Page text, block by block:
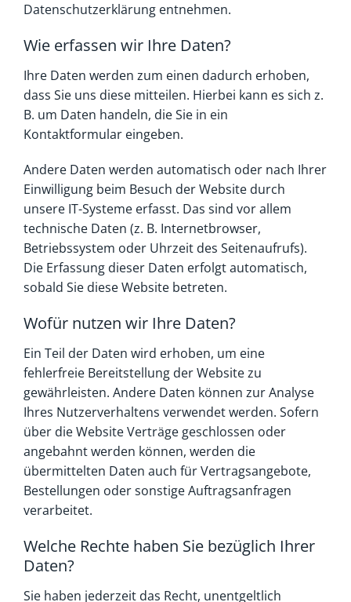
Datenschutzerklärung entnehmen.
Wie erfassen wir Ihre Daten?
Ihre Daten werden zum einen dadurch erhoben,
dass Sie uns diese mitteilen. Hierbei kann es sich z.
B. um Daten handeln, die Sie in ein
Kontaktformular eingeben.
Andere Daten werden automatisch oder nach Ihrer
Einwilligung beim Besuch der Website durch
unsere IT-Systeme erfasst. Das sind vor allem
technische Daten (z. B. Internetbrowser,
Betriebssystem oder Uhrzeit des Seitenaufrufs).
Die Erfassung dieser Daten erfolgt automatisch,
sobald Sie diese Website betreten.
Wofür nutzen wir Ihre Daten?
Ein Teil der Daten wird erhoben, um eine
fehlerfreie Bereitstellung der Website zu
gewährleisten. Andere Daten können zur Analyse
Ihres Nutzerverhaltens verwendet werden. Sofern
über die Website Verträge geschlossen oder
angebahnt werden können, werden die
übermittelten Daten auch für Vertragsangebote,
Bestellungen oder sonstige Auftragsanfragen
verarbeitet.
Welche Rechte haben Sie bezüglich Ihrer
Daten?
Sie haben jederzeit das Recht, unentgeltlich